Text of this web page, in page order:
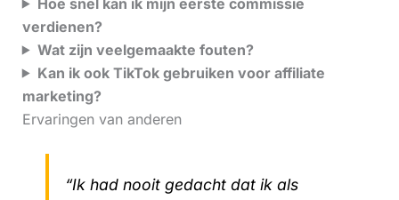
verdienen?
Wat zijn veelgemaakte fouten?
Kan ik ook TikTok gebruiken voor affiliate
marketing?
Ervaringen van anderen
“Ik had nooit gedacht dat ik als